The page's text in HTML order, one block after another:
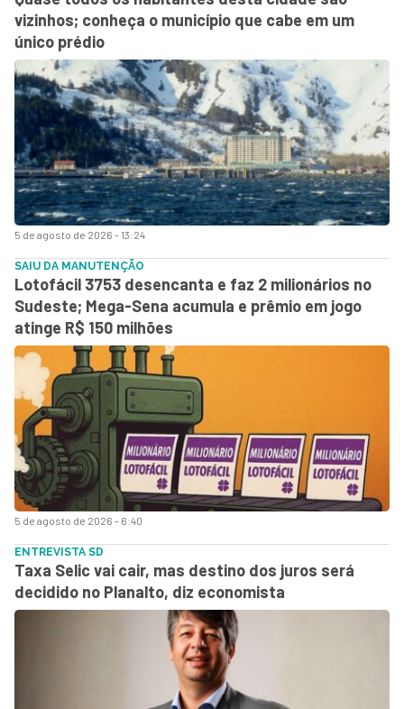
5 de agosto de 2026 - 13:24
vizinhos; conheça o município que cabe em um
único prédio
5 de agosto de 2026 - 6:40
SAIU DA MANUTENÇÃO
Lotofácil 3753 desencanta e faz 2 milionários no
Sudeste; Mega-Sena acumula e prêmio em jogo
atinge R$ 150 milhões
ENTREVISTA SD
Taxa Selic vai cair, mas destino dos juros será
decidido no Planalto, diz economista